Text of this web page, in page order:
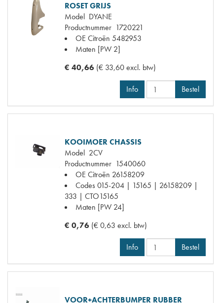
ROSET GRIJS
Model DYANE
Productnummer 1720221
OE Citroën 5482953
Maten [PW 2]
€ 40,66 (€ 33,60 excl. btw)
Info Bestel
KOOIMOER CHASSIS
Model 2CV
Productnummer 1540060
OE Citroën 26158209
Codes015-204 | 15165 | 26158209 |
333 | CTO15165
Maten [PW 24]
€ 0,76 (€ 0,63 excl. btw)
Info Bestel
VOOR+ACHTERBUMPER RUBBER